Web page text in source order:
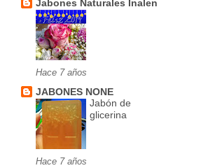
Jabones Naturales Inalen
Hace 7 años
JABONES NONE
Jabón de
glicerina
Hace 7 años